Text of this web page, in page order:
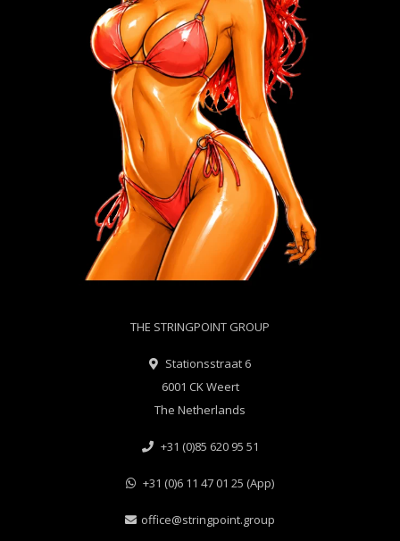
THE STRINGPOINT GROUP
Stationsstraat 6
6001 CK Weert
The Netherlands
+31 (0)85 620 95 51
+31 (0)6 11 47 01 25 (App)
office@stringpoint.group